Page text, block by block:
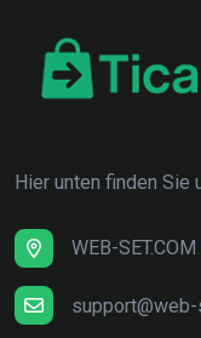
Hier unten finden Sie
WEB-SET.COM